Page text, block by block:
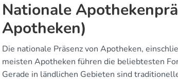
Nationale
Apotheken)
Die nationale Präsenz von Apotheken,
meisten Apotheken führen die beliebtesten
Gerade in ländlichen Gebieten sind